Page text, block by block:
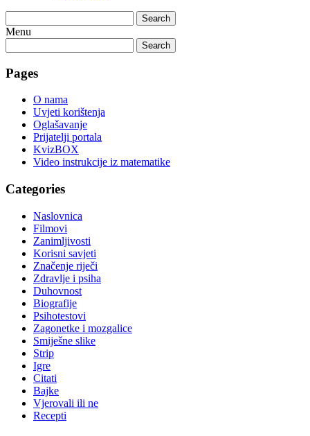
Search
Menu
Search
Pages
O nama
Uvjeti korištenja
Oglašavanje
Prijatelji portala
KvizBOX
Video instrukcije iz matematike
Categories
Naslovnica
Filmovi
Zanimljivosti
Korisni savjeti
Značenje riječi
Zdravlje i psiha
Duhovnost
Biografije
Psihotestovi
Zagonetke i mozgalice
Smiješne slike
Strip
Igre
Citati
Bajke
Vjerovali ili ne
Recepti